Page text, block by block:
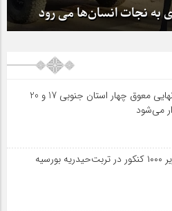
به نجات انسان‌ها می رود
امتحانات نهایی معوق چهار استان جنوبی 17 و 20
می‌شود
رتبه‌های زیر ۱۰۰۰ کنکور در تربت‌حیدریه بورسیه